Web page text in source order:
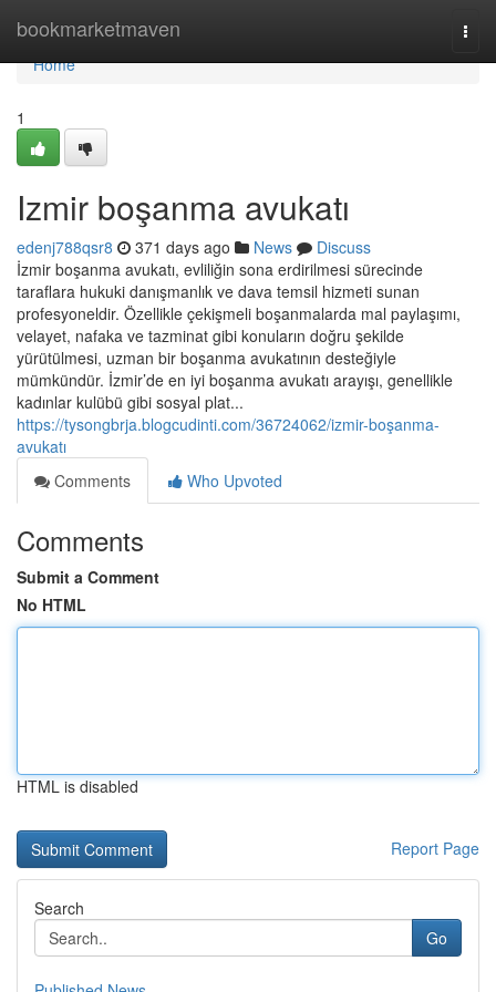
bookmarketmaven
Home
Home
1
Izmir boşanma avukatı
edenj788qsr8 371 days ago News
Discuss
İzmir boşanma avukatı, evliliğin sona erdirilmesi sürecinde
taraflara hukuki danışmanlık ve dava temsil hizmeti sunan
profesyoneldir. Özellikle çekişmeli boşanmalarda mal paylaşımı,
velayet, nafaka ve tazminat gibi konuların doğru şekilde
yürütülmesi, uzman bir boşanma avukatının desteğiyle
mümkündür. İzmir’de en iyi boşanma avukatı arayışı, genellikle
kadınlar kulübü gibi sosyal plat...
https://tysongbrja.blogcudinti.com/36724062/izmir-boşanma-
avukatı
Comments
Who Upvoted
Comments
Submit a Comment
No HTML
HTML is disabled
Report Page
Search
Go